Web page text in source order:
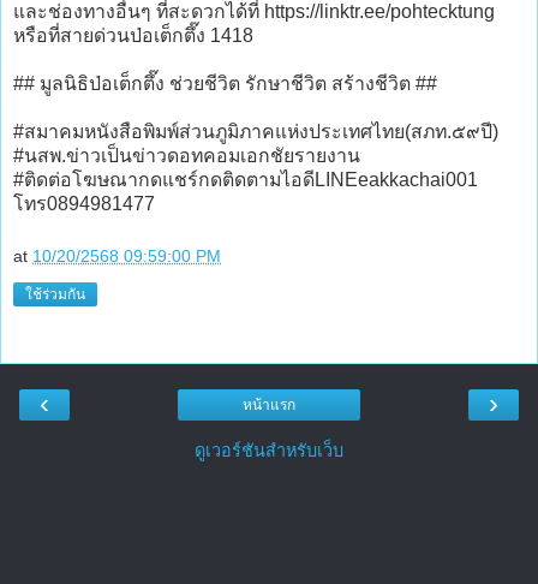
และช่องทางอื่นๆ ที่สะดวกได้ที่ https://linktr.ee/pohtecktung
หรือที่สายด่วนป่อเต็กตึ๊ง 1418
## มูลนิธิป่อเต็กตึ๊ง ช่วยชีวิต รักษาชีวิต สร้างชีวิต ##
#สมาคมหนังสือพิมพ์ส่วนภูมิภาคแห่งประเทศไทย(สภท.๕๙ปี)
#นสพ.ข่าวเป็นข่าวดอทคอมเอกชัยรายงาน
#ติดต่อโฆษณากดแชร์กดติดตามไอดีLINEeakkachai001
โทร0894981477
at 10/20/2568 09:59:00 PM
ใช้ร่วมกัน
‹ ›
หน้าแรก
ดูเวอร์ชันสำหรับเว็บ